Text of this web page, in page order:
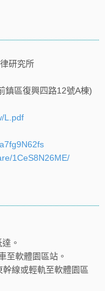
研究所
鎮區復興四路12號A棟)
L.pdf
1CeS8N26ME/
。
至軟體園區站。
線或輕軌至軟體園區